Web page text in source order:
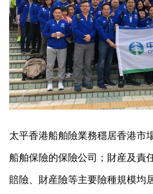
太平香港船舶險業務穩居香港市
船舶保險的保險公司；財産及責
賠險、財産險等主要險種規模均